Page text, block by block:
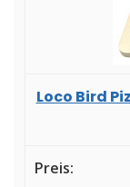
Loco Bird